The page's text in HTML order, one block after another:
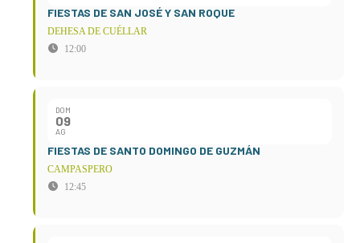
FIESTAS DE SAN JOSÉ Y SAN ROQUE
DEHESA DE CUÉLLAR
12:00
DOM
09
AG
FIESTAS DE SANTO DOMINGO DE GUZMÁN
CAMPASPERO
12:45